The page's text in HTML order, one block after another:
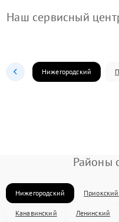
Наш сервисный
Нижегородский
Районы
Нижегородский
Канавинский Ленинский